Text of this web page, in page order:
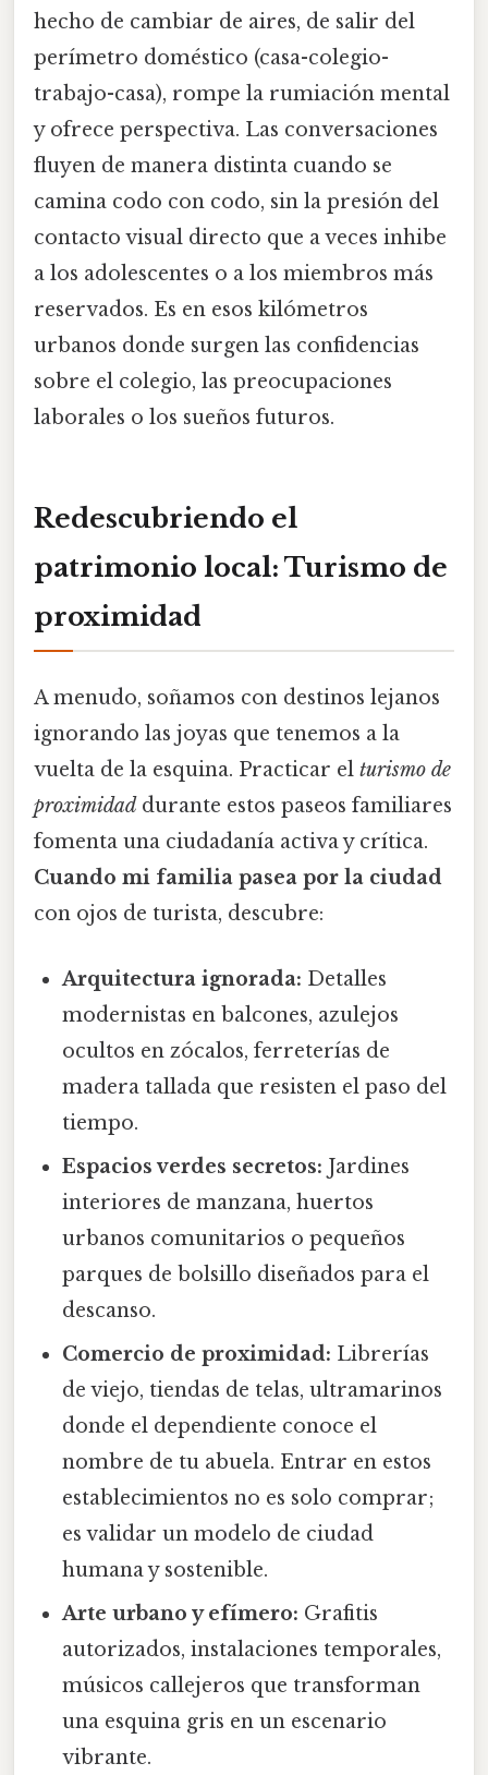
hecho de cambiar de aires, de salir del
perímetro doméstico (casa-colegio-
trabajo-casa), rompe la rumiación mental
y ofrece perspectiva. Las conversaciones
fluyen de manera distinta cuando se
camina codo con codo, sin la presión del
contacto visual directo que a veces inhibe
a los adolescentes o a los miembros más
reservados. Es en esos kilómetros
urbanos donde surgen las confidencias
sobre el colegio, las preocupaciones
laborales o los sueños futuros.
Redescubriendo el
patrimonio local: Turismo de
proximidad
A menudo, soñamos con destinos lejanos
ignorando las joyas que tenemos a la
vuelta de la esquina. Practicar el turismo de
proximidad durante estos paseos familiares
fomenta una ciudadanía activa y crítica.
Cuando mi familia pasea por la ciudad
con ojos de turista, descubre:
Arquitectura ignorada: Detalles
modernistas en balcones, azulejos
ocultos en zócalos, ferreterías de
madera tallada que resisten el paso del
tiempo.
Espacios verdes secretos: Jardines
interiores de manzana, huertos
urbanos comunitarios o pequeños
parques de bolsillo diseñados para el
descanso.
Comercio de proximidad: Librerías
de viejo, tiendas de telas, ultramarinos
donde el dependiente conoce el
nombre de tu abuela. Entrar en estos
establecimientos no es solo comprar;
es validar un modelo de ciudad
humana y sostenible.
Arte urbano y efímero: Grafitis
autorizados, instalaciones temporales,
músicos callejeros que transforman
una esquina gris en un escenario
vibrante.